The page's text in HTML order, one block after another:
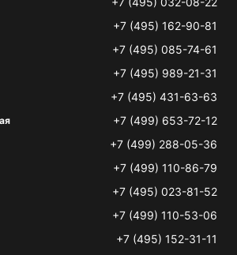
+7 (495) 162-90-81
+7 (495) 085-74-61
+7 (495) 989-21-31
+7 (495) 431-63-63
+7 (499) 653-72-12
+7 (499) 288-05-36
+7 (499) 110-86-79
+7 (495) 023-81-52
+7 (499) 110-53-06
+7 (495) 152-31-11